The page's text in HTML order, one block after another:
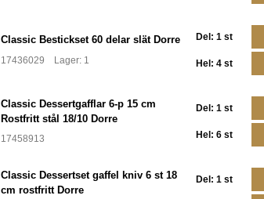
Classic Bestickset 60 delar slät Dorre
17436029 Lager: 1
Del: 1 st
Hel: 4 st
Classic Dessertgafflar 6-p 15 cm
Rostfritt stål 18/10 Dorre
17458913
Del: 1 st
Hel: 6 st
Classic Dessertset gaffel kniv 6 st 18
cm rostfritt Dorre
Del: 1 st